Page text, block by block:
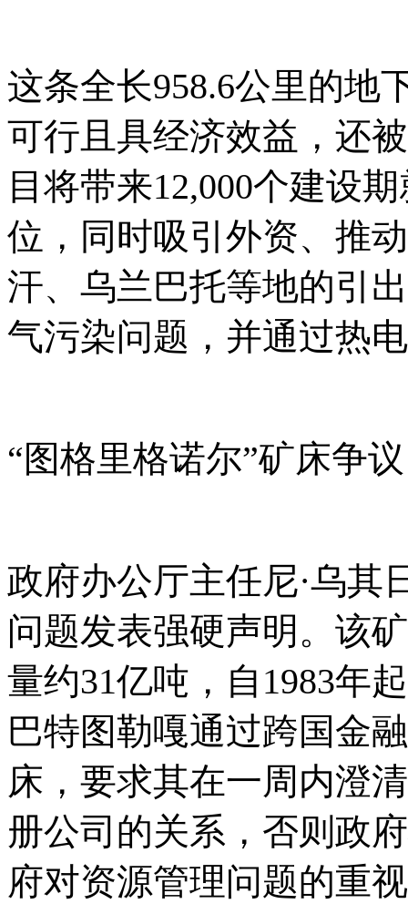
这条全长958.6公里的地
可行且具经济效益，还
目将带来12,000个建设
位，同时吸引外资、推
汗、乌兰巴托等地的引
气污染问题，并通过热
“图格里格诺尔”矿床争
政府办公厅主任尼·乌其
问题发表强硬声明。该
量约31亿吨，自1983年
巴特图勒嘎通过跨国金
床，要求其在一周内澄
册公司的关系，否则政
府对资源管理问题的重